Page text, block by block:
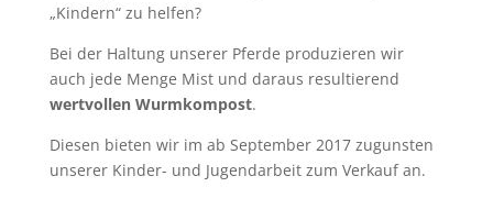
„Kindern“ zu helfen?
Bei der Haltung unserer Pferde produzieren wir
auch jede Menge Mist und daraus resultierend
wertvollen Wurmkompost.
Diesen bieten wir im ab September 2017 zugunsten
unserer Kinder- und Jugendarbeit zum Verkauf an.